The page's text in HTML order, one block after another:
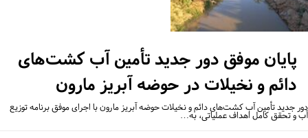
پایان موفق دور جدید تأمین آب کشت‌های
دائم و نخیلات در حوضه آبریز مارون
جدید تأمین آب کشت‌های دائم و نخیلات حوضه آبریز مارون با اجرای موفق برنامه توزیع
و تحقق کامل اهداف عملیاتی، به…